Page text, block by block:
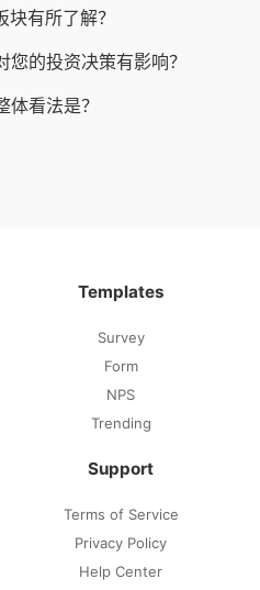
有所了解？
的投资决策有影响？
看法是？
Templates
Survey
Form
NPS
Trending
Support
Terms of Service
Privacy Policy
Help Center